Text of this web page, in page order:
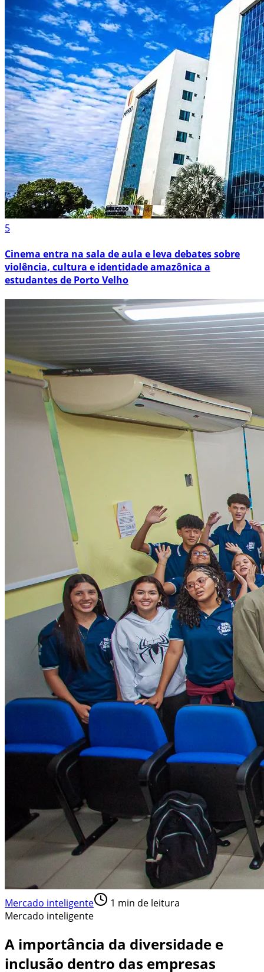
5
Cinema entra na sala de aula e leva debates sobre
violência, cultura e identidade amazônica a
estudantes de Porto Velho
Mercado inteligente 1 min de leitura
Mercado inteligente
A importância da diversidade e
inclusão dentro das empresas